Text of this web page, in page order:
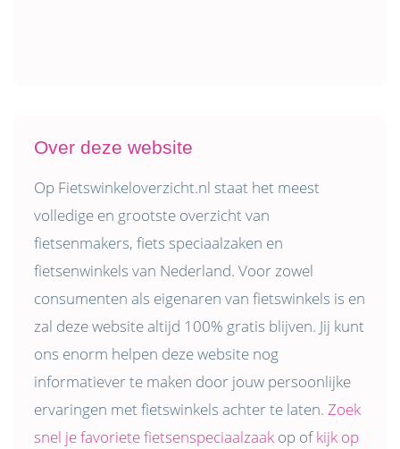
Over deze website
Op Fietswinkeloverzicht.nl staat het meest
volledige en grootste overzicht van
fietsenmakers, fiets speciaalzaken en
fietsenwinkels van Nederland. Voor zowel
consumenten als eigenaren van fietswinkels is en
zal deze website altijd 100% gratis blijven. Jij kunt
ons enorm helpen deze website nog
informatiever te maken door jouw persoonlijke
ervaringen met fietswinkels achter te laten. Zoek
snel je favoriete fietsenspeciaalzaakop ofkijk op